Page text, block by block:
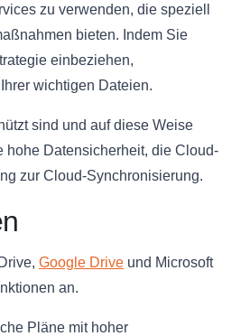
zu verwenden, die speziell
bieten. Indem Sie
einbeziehen,
wichtigen Dateien.
sind und auf diese Weise
hohe Datensicherheit, die Cloud-
zur Cloud-Synchronisierung.
Google Drive und Microsoft
an.
Pläne mit hoher